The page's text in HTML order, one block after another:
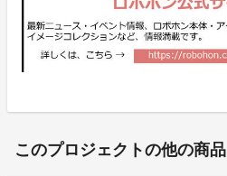
このプロジェクトの他の商品